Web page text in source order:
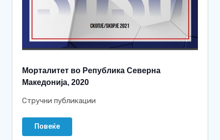
Морталитет во Република Северна
Македонија, 2020
Стручни публикации
Повеќе